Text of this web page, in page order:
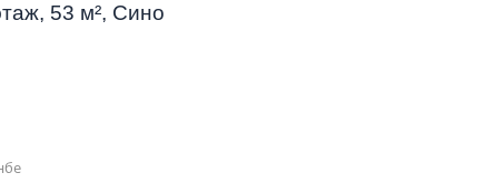
53 м², Сино